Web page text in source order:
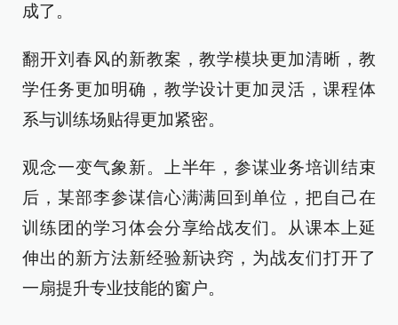
成了。
翻开刘春风的新教案，教学模块更加清晰，教
学任务更加明确，教学设计更加灵活，课程体
系与训练场贴得更加紧密。
观念一变气象新。上半年，参谋业务培训结束
后，某部李参谋信心满满回到单位，把自己在
训练团的学习体会分享给战友们。从课本上延
伸出的新方法新经验新诀窍，为战友们打开了
一扇提升专业技能的窗户。